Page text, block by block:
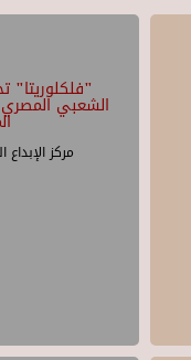
"فلكلوريتا"
الشعبي المصري
مركز